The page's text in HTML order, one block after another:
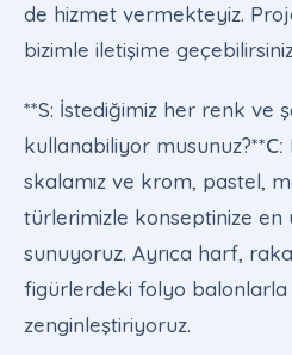
de hizmet vermekteyiz.
bizimle iletişime
**S: İstediğimiz her renk ve
kullanabiliyor musunuz?**C:
skalamız ve krom, pastel,
türlerimizle konseptinize en
sunuyoruz. Ayrıca harf,
figürlerdeki folyo balonlarla
zenginleştiriyoruz.